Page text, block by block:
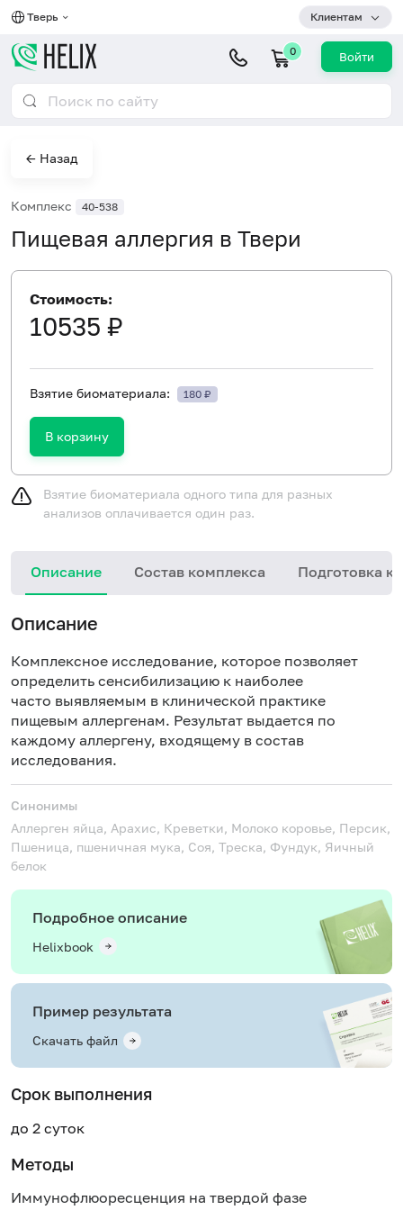
Тверь Клиентам
0 Войти
← Назад
Комплекс 40-538
Пищевая аллергия в Твери
Стоимость:
10535 ₽
Взятие биоматериала: 180 ₽
В корзину
Взятие биоматериала одного типа для разных
анализов оплачивается один раз.
Описание Состав комплекса Подготовка к
Описание
Комплексное исследование, которое позволяет
определить сенсибилизацию к наиболее
часто выявляемым в клинической практике
пищевым аллергенам. Результат выдается по
каждому аллергену, входящему в состав
исследования.
Синонимы
Аллерген яйца, Арахис, Креветки, Молоко коровье, Персик,
Пшеница, пшеничная мука, Соя, Треска, Фундук, Яичный
белок
Подробное описание
Helixbook
Пример результата
Скачать файл
Срок выполнения
до 2 суток
Методы
Иммунофлюоресценция на твердой фазе